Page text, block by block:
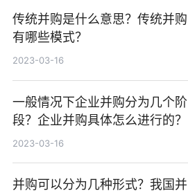
传统并购是什么意思？传统并购
有哪些模式？
2023-03-16
一般情况下企业并购分为几个阶
段？企业并购具体怎么进行的？
2023-03-16
并购可以分为几种形式？我国并